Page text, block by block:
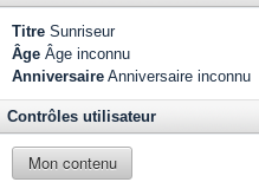
Titre Sunriseur
Âge Âge inconnu
Anniversaire Anniversaire inconnu
Contrôles utilisateur
Mon contenu